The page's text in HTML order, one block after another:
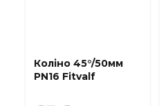
Коліно 45°/50мм
PN16 Fitvalf